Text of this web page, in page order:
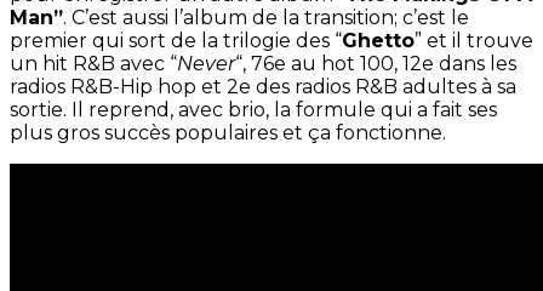
Man”. C’est aussi l’album de la transition; c’est le
premier qui sort de la trilogie des “Ghetto” et il trouve
un hit R&B avec “Never“, 76e au hot 100, 12e dans les
radios R&B-Hip hop et 2e des radios R&B adultes à sa
sortie. Il reprend, avec brio, la formule qui a fait ses
plus gros succès populaires et ça fonctionne.